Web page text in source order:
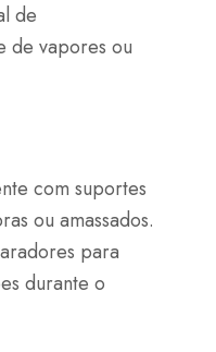
de
de vapores ou
com suportes
ou amassados.
para
durante o